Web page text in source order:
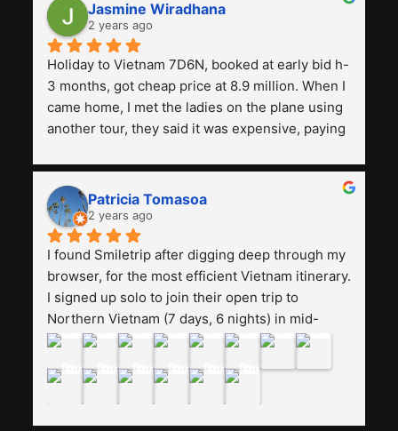
Jasmine Wiradhana
2 years ago
Holiday to Vietnam 7D6N, booked at early bid h-
3 months, got cheap price at 8.9 million. When I
came home, I met the ladies on the plane using
another tour, they said it was expensive, paying
and facilities are all the same. The smile trip is
really worth it, the guide is helpful, humble and
friendly. Next, I want to try another trip,
Smiletrip. Thank you
Patricia Tomasoa
2 years ago
I found Smiletrip after digging deep through my
browser, for the most efficient Vietnam itinerary.
I signed up solo to join their open trip to
Northern Vietnam (7 days, 6 nights) in mid-
August. The Whatsapp admin was a bit slow to
may have been duped after paying. But, that
was not the case--thank goodness!!Their price
for the itinerary is the most affordable I could